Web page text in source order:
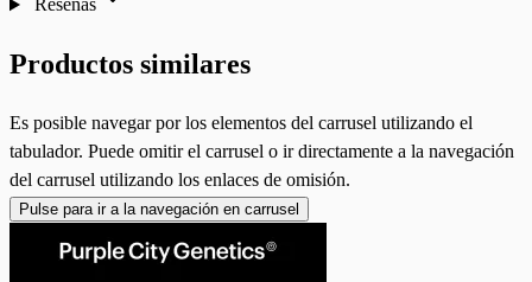
Reseñas
Productos similares
Es posible navegar por los elementos del carrusel utilizando el
tabulador. Puede omitir el carrusel o ir directamente a la navegación
del carrusel utilizando los enlaces de omisión.
Pulse para ir a la navegación en carrusel